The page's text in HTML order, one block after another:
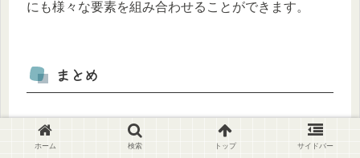
にも様々な要素を組み合わせることができます。
まとめ
野菜嫌いの子供たちに野菜を食べさせるためには、
アンパンマンポテトを使った工夫あるレシピが効果
ホーム 検索 トップ サイドバー